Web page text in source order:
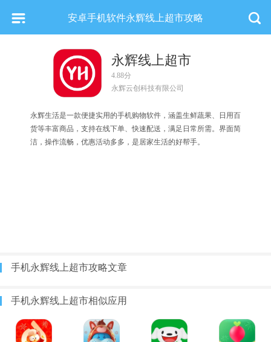
安卓手机软件永辉线上超市攻略
永辉线上超市
4.88分
永辉云创科技有限公司
永辉生活是一款便捷实用的手机购物软件，涵盖生鲜蔬果、日用百
货等丰富商品，支持在线下单、快速配送，满足日常所需。界面简
洁，操作流畅，优惠活动多多，是居家生活的好帮手。
手机永辉线上超市攻略文章
手机永辉线上超市相似应用